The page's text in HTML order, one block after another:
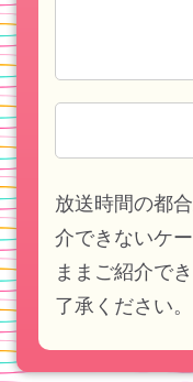
放送時間の都
介できないケ
ままご紹介で
了承ください。